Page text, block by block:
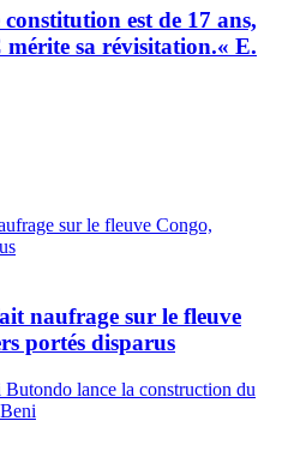
est de 17 ans,
sa révisitation.« E.
naufrage sur le fleuve
portés disparus